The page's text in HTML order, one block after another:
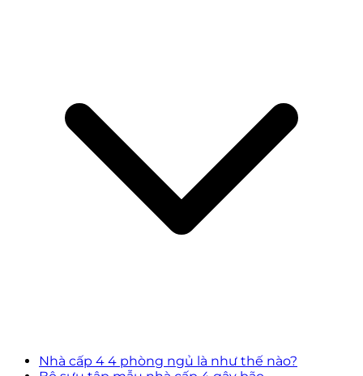
Nhà cấp 4 4 phòng ngủ là như thế nào?